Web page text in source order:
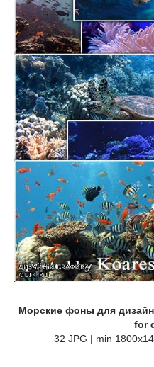
Морские фоны для
for
32 JPG | min